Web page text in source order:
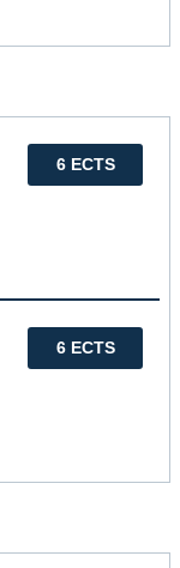
6 ECTS
6 ECTS